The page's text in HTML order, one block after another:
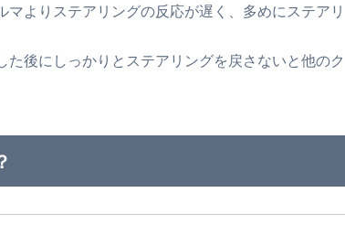
マよりステアリングの反応が遅く、多めにステアリ
た後にしっかりとステアリングを戻さないと他のク